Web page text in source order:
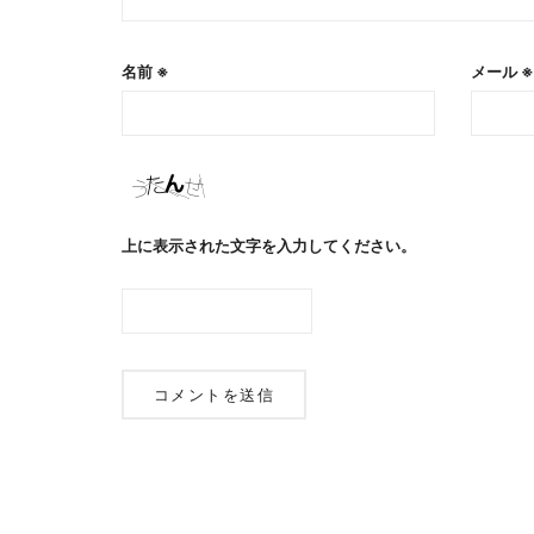
名前 ※ メール※
上に表示された文字を入力してください。